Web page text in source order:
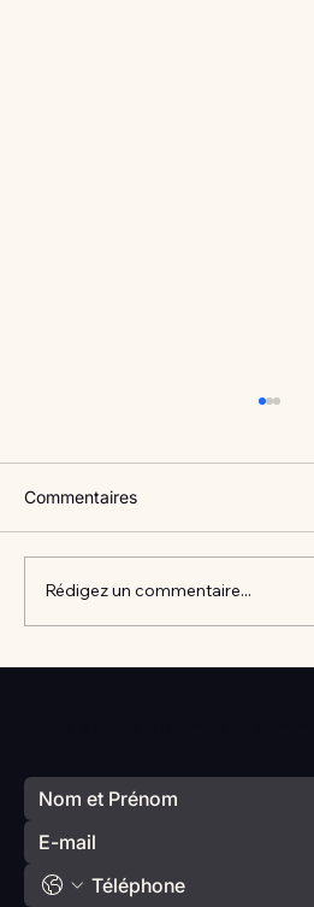
Commentaires
Rédigez un commentaire...